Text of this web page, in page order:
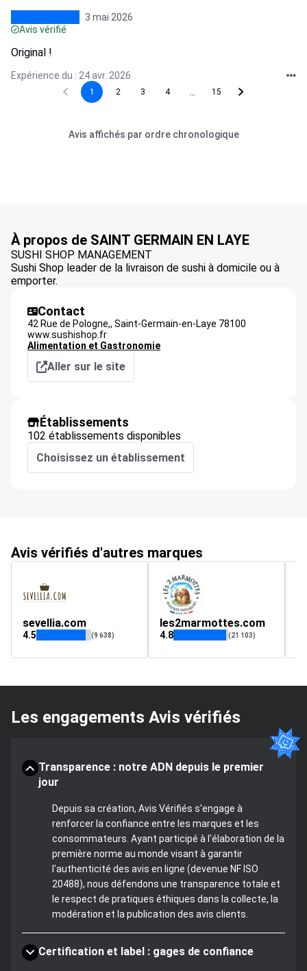
3 mai 2026
Avis vérifié
Original !
Expérience du : 24 avr. 2026
1 2 3 4 15
Avis affichés par ordre chronologique
À propos de SAINT GERMAIN EN LAYE
SUSHI SHOP MANAGEMENT
Sushi Shop leader de la livraison de sushi à domicile ou à
emporter.
Contact
42 Rue de Pologne,, Saint-Germain-en-Laye 78100
www.sushishop.fr
Alimentation et Gastronomie
Aller sur le site
Établissements
102 établissements disponibles
Choisissez un établissement
Avis vérifiés d'autres marques
sevellia.com
4.5 (9 638)
les2marmottes.com
4.8 (21 103)
Les engagements Avis vérifiés
Transparence : notre ADN depuis le premier
jour
Depuis sa création, Avis Vérifiés s'engage à
renforcer la confiance entre les marques et les
consommateurs. Ayant participé à l'élaboration de la
première norme au monde visant à garantir
l'authenticité des avis en ligne (devenue NF ISO
20488), nous défendons une transparence totale et
le respect de pratiques éthiques dans la collecte, la
modération et la publication des avis clients.
Certification et label : gages de confiance